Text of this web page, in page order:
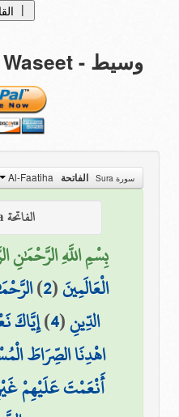
|
اتصل بنا
تبرعات
وسيط - Waseet
سورة Sura الفاتحة
الفاتحة Al-Faatiha
بِسْمِ اللَّهِ الرَّحْمَٰنِ
الْعَالَمِينَ(
2
)
الدِّينِ(
4
)إِيَّاكَ
اهْدِنَا الصِّرَاطَ
أَنْعَمْتَ عَلَيْهِمْ